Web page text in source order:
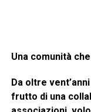
Una comunità
Da oltre
frutto di una